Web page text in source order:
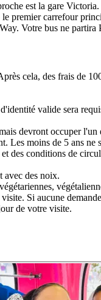
est la gare
premier carrefour
Votre bus ne
cela, des frais de
valide sera
devront occuper l'un
Les moins de 5 ans ne
des conditions de
avec des noix.
Si aucune
de votre visite.